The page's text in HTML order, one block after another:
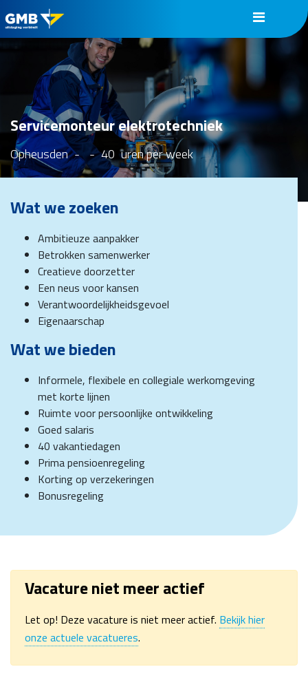
Servicemonteur elektrotechniek
Opheusden - -40 uren per week
Vacature niet meer actief
Let op! Deze vacature is niet meer actief. Bekijk hier
onze actuele vacatueres.
Wat we zoeken
Ambitieuze aanpakker
Betrokken samenwerker
Creatieve doorzetter
Een neus voor kansen
Verantwoordelijkheidsgevoel
Eigenaarschap
Wat we bieden
Informele, flexibele en collegiale werkomgeving
met korte lijnen
Ruimte voor persoonlijke ontwikkeling
Goed salaris
40 vakantiedagen
Prima pensioenregeling
Korting op verzekeringen
Bonusregeling